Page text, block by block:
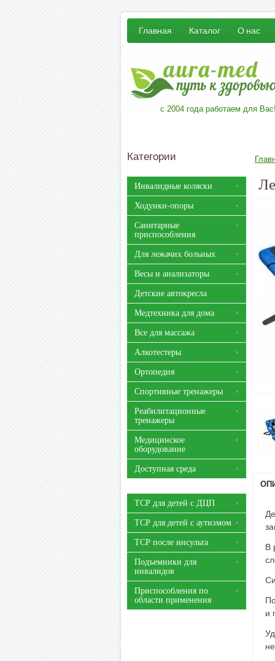
Главная Каталог О нас
с 2004 года работаем для Вас!
Категории
Инвалидные коляски
Ходунки-опоры
Санитарные
приспособления
Для лежачих больных
Весы и анализаторы
Детские автокресла
Медтехника для дома
Все для массажа
Алкотестеры
Ортопедия
Спортивные тренажеры
Реабилитационные
тренажеры
Медицинское
оборудование
Доступная среда
ТСР для детей с ДЦП
ТСР для детей с аутизмом
ТСР после инсульта
Подъемники для
инвалидов
Приспособления по
области применения
В
и